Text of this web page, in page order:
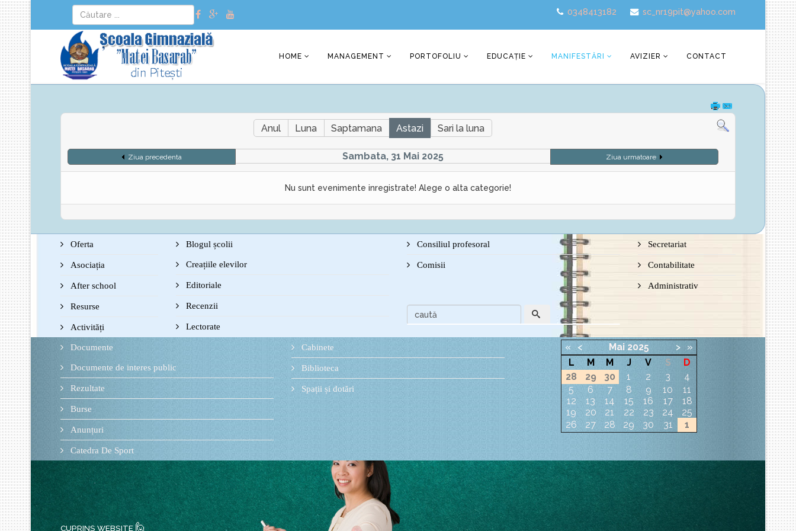
0348413182 sc_nr19pit@yahoo.com
HOME MANAGEMENT PORTOFOLIU EDUCAȚIE MANIFESTĂRI AVIZIER CONTACT
Anul Luna Saptamana Astazi Sari la luna
Ziua precedenta Sambata, 31 Mai 2025 Ziua urmatoare
Nu sunt evenimente inregistrate! Alege o alta categorie!
Oferta
Asociația
After school
Resurse
Activități
Blogul școlii
Creațiile elevilor
Editoriale
Recenzii
Lectorate
Consiliul profesoral
Comisii
Secretariat
Contabilitate
Administrativ
Documente
Documente de interes public
Rezultate
Burse
Anunțuri
Catedra De Sport
Cabinete
Biblioteca
Spații și dotări
« < Mai 2025 >
»
L
M M J V S
D
28
29 30 1 2 3
4
5
6 7 8 9 10
11
12
13 14 15 16 17
18
19
20 21 22 23 24
25
26
27 28 29 30 31 1
CUPRINS WEBSITE 🙋